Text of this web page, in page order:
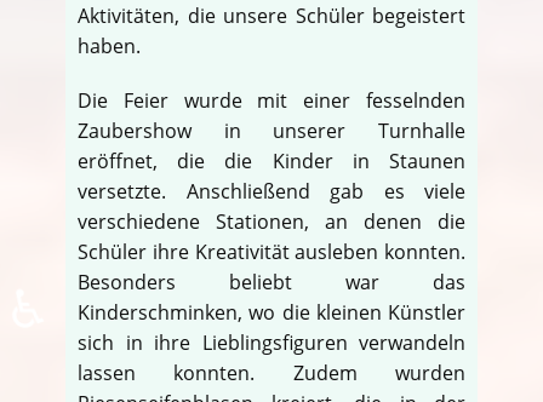
Aktivitäten, die unsere Schüler begeistert
haben.
Die Feier wurde mit einer fesselnden
Zaubershow in unserer Turnhalle
eröffnet, die die Kinder in Staunen
versetzte. Anschließend gab es viele
verschiedene Stationen, an denen die
Schüler ihre Kreativität ausleben konnten.
Besonders beliebt war das
Kinderschminken, wo die kleinen Künstler
sich in ihre Lieblingsfiguren verwandeln
lassen konnten. Zudem wurden